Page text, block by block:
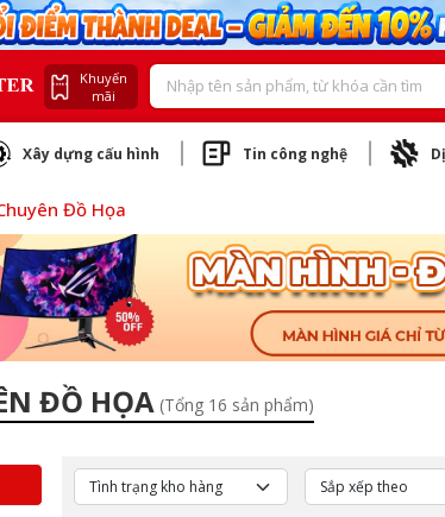
Khuyến
mãi
Xây dựng cấu hình Tin công nghệ
Đồ Họa
ĐỒ HỌA (Tổng 16 sản phẩm)